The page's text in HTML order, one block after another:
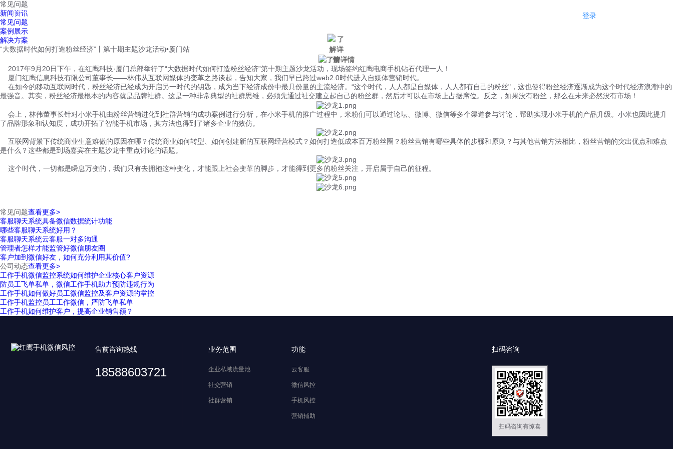
红鹰工作手机 登录
常见问题
新闻资讯
常见问题
案例展示
解决方案
“大数据时代如何打造粉丝经济”丨第十期主题沙龙活动•厦门站
2017年9月20日下午，在红鹰科技·厦门总部举行了“大数据时代如何打造粉丝经济”第十期主题沙龙活动，现场签约红鹰电商手机钻石代理一人！
厦门红鹰信息科技有限公司董事长——林伟从互联网媒体的变革之路谈起，告知大家，我们早已跨过web2.0时代进入自媒体营销时代。
在如今的移动互联网时代，粉丝经济已经成为开启另一时代的钥匙，成为当下经济成份中最具份量的主流经济。“这个时代，人人都是自媒体，人人都有自己的粉丝"，这也使得粉丝经济逐渐成为这个时代经济浪潮中的
最强音。其实，粉丝经济最根本的内容就是品牌社群。这是一种非常典型的社群思维，必须先通过社交建立起自己的粉丝群，然后才可以在市场上占据席位。反之，如果没有粉丝，那么在未来必然没有市场！
会上，林伟董事长针对小米手机由粉丝营销进化到社群营销的成功案例进行分析，在小米手机的推广过程中，米粉们可以通过论坛、微博、微信等多个渠道参与讨论，帮助实现小米手机的产品升级。小米也因此提升
了品牌形象和认知度，成功开拓了智能手机市场，其方法也得到了诸多企业的效仿。
互联网背景下传统商业生意难做的原因在哪？传统商业如何转型、如何创建新的互联网经营模式？如何打造低成本百万粉丝圈？粉丝营销有哪些具体的步骤和原则？与其他营销方法相比，粉丝营销的突出优点和难点
是什么？这些都是到场嘉宾在主题沙龙中重点讨论的话题。
这个时代，一切都是瞬息万变的，我们只有去拥抱这种变化，才能跟上社会变革的脚步，才能得到更多的粉丝关注，开启属于自己的征程。
常见问题查看更多>
客服聊天系统具备微信数据统计功能
哪些客服聊天系统好用？
客服聊天系统云客服一对多沟通
管理者怎样才能监管好微信朋友圈
客户加到微信好友，如何充分利用其价值?
公司动态查看更多>
工作手机微信监控系统如何维护企业核心客户资源
防员工飞单私单，微信工作手机助力预防违规行为
工作手机如何做好员工微信监控及客户资源的掌控
工作手机监控员工工作微信，严防飞单私单
工作手机如何维护客户，提高企业销售额？
售前咨询热线
18588603721
业务范围
企业私域流量池
社交营销
社群营销
功能
云客服
微信风控
手机风控
营销辅助
扫码咨询
扫码咨询有惊喜